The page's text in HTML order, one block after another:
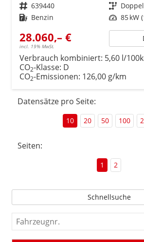
Fahrzeugnr. 639440 Getriebe
Kraftstoff Benzin Leistung 85 kW
28.060,– €
incl. 19% MwSt.
Verbrauch kombiniert: 5,60 l/
CO2-Klasse: D
CO2-Emissionen: 126,00 g/km
Datensätze pro Seite:
10 20 50 100
Seiten:
1 2
Schnellsuche
Fahrzeugnr.